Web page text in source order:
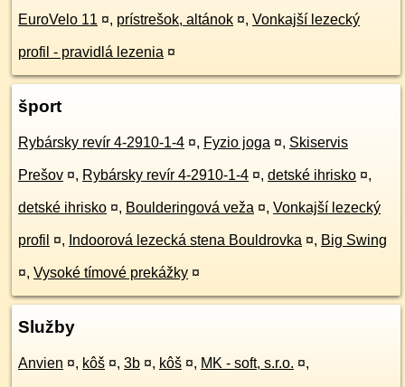
EuroVelo 11 ¤, prístrešok, altánok ¤, Vonkajší lezecký
profil - pravidlá lezenia ¤
šport
Rybársky revír 4-2910-1-4 ¤, Fyzio joga ¤, Skiservis
Prešov ¤, Rybársky revír 4-2910-1-4 ¤, detské ihrisko ¤,
detské ihrisko ¤, Boulderingová veža ¤, Vonkajší lezecký
profil ¤, Indoorová lezecká stena Bouldrovka ¤, Big Swing
¤, Vysoké tímové prekážky ¤
Služby
Anvien ¤, kôš ¤, 3b ¤, kôš ¤, MK - soft, s.r.o. ¤,